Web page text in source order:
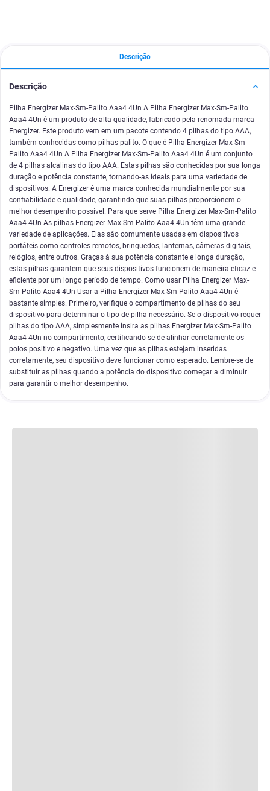
Descrição
Descrição
Pilha Energizer Max-Sm-Palito Aaa4 4Un A Pilha Energizer Max-Sm-Palito
Aaa4 4Un é um produto de alta qualidade, fabricado pela renomada marca
Energizer. Este produto vem em um pacote contendo 4 pilhas do tipo AAA,
também conhecidas como pilhas palito. O que é Pilha Energizer Max-Sm-
Palito Aaa4 4Un A Pilha Energizer Max-Sm-Palito Aaa4 4Un é um conjunto
de 4 pilhas alcalinas do tipo AAA. Estas pilhas são conhecidas por sua longa
duração e potência constante, tornando-as ideais para uma variedade de
dispositivos. A Energizer é uma marca conhecida mundialmente por sua
confiabilidade e qualidade, garantindo que suas pilhas proporcionem o
melhor desempenho possível. Para que serve Pilha Energizer Max-Sm-Palito
Aaa4 4Un As pilhas Energizer Max-Sm-Palito Aaa4 4Un têm uma grande
variedade de aplicações. Elas são comumente usadas em dispositivos
portáteis como controles remotos, brinquedos, lanternas, câmeras digitais,
relógios, entre outros. Graças à sua potência constante e longa duração,
estas pilhas garantem que seus dispositivos funcionem de maneira eficaz e
eficiente por um longo período de tempo. Como usar Pilha Energizer Max-
Sm-Palito Aaa4 4Un Usar a Pilha Energizer Max-Sm-Palito Aaa4 4Un é
bastante simples. Primeiro, verifique o compartimento de pilhas do seu
dispositivo para determinar o tipo de pilha necessário. Se o dispositivo requer
pilhas do tipo AAA, simplesmente insira as pilhas Energizer Max-Sm-Palito
Aaa4 4Un no compartimento, certificando-se de alinhar corretamente os
polos positivo e negativo. Uma vez que as pilhas estejam inseridas
corretamente, seu dispositivo deve funcionar como esperado. Lembre-se de
substituir as pilhas quando a potência do dispositivo começar a diminuir
para garantir o melhor desempenho.